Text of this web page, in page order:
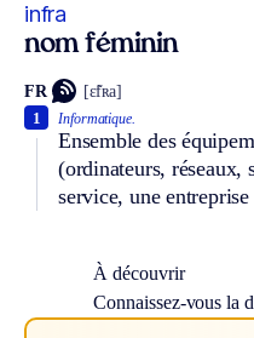
infra
nom féminin
FR [ɛ̃fʀa]
Informatique.
Ensemble des
(ordinateurs, réseaux,
service, une
1
À découvrir
Connaissez-vous la